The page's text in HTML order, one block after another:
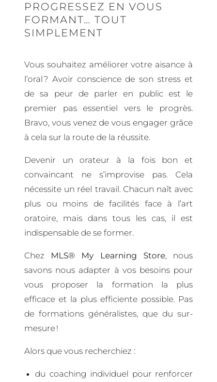
PROGRESSEZ EN VOUS
FORMANT… TOUT
SIMPLEMENT
Vous souhaitez améliorer votre aisance à
l’oral ? Avoir conscience de son stress et
de sa peur de parler en public est le
premier pas essentiel vers le progrès.
Bravo, vous venez de vous engager grâce
à cela sur la route de la réussite.
Devenir un orateur à la fois bon et
convaincant ne s’improvise pas. Cela
nécessite un réel travail. Chacun naît avec
plus ou moins de facilités face à l’art
oratoire, mais dans tous les cas, il est
indispensable de se former.
Chez MLS® My Learning Store, nous
savons nous adapter à vos besoins pour
vous proposer la formation la plus
efficace et la plus efficiente possible. Pas
de formations généralistes, que du sur-
mesure !
Alors que vous recherchiez :
du coaching individuel pour renforcer